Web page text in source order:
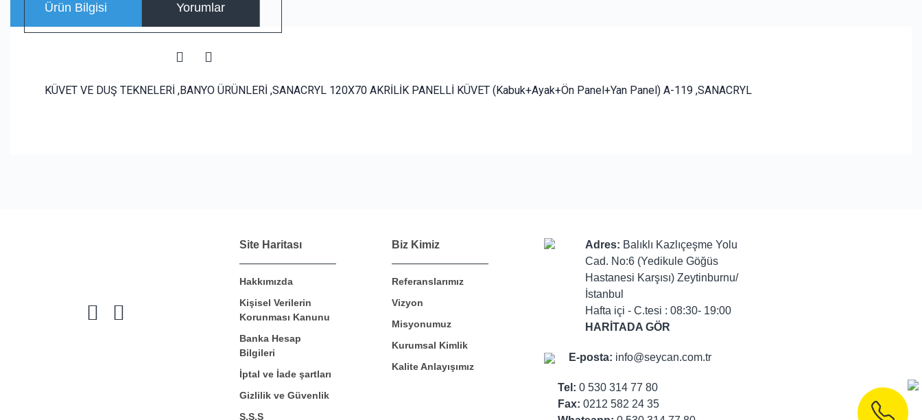
Ürün Bilgisi Yorumlar
KÜVET VE DUŞ TEKNELERİ ,BANYO ÜRÜNLERİ ,SANACRYL 120X70 AKRİLİK PANELLİ KÜVET (Kabuk+Ayak+Ön Panel+Yan Panel) A-119 ,SANACRYL
Bu ürüne ilk yorumu siz yapın!
Yorum Yaz
Site Haritası
Hakkımızda
Kişisel Verilerin
Korunması Kanunu
Banka Hesap
Bilgileri
İptal ve İade şartları
Gizlilik ve Güvenlik
S.S.S
Biz Kimiz
Referanslarımız
Vizyon
Misyonumuz
Kurumsal Kimlik
Kalite Anlayışımız
Adres: Balıklı Kazlıçeşme Yolu
Cad. No:6 (Yedikule Göğüs
Hastanesi Karşısı) Zeytinburnu/
İstanbul
Hafta içi - C.tesi : 08:30- 19:00
HARİTADA GÖR
E-posta: info@seycan.com.tr
Tel: 0 530 314 77 80
Fax: 0212 582 24 35